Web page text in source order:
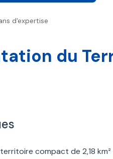
d'expertise
du
compact de 2,18